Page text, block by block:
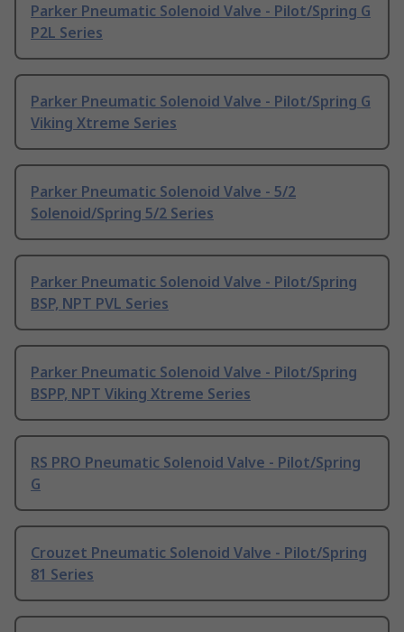
Parker Pneumatic Solenoid Valve - Pilot/Spring G
P2L Series
Parker Pneumatic Solenoid Valve - Pilot/Spring G
Viking Xtreme Series
Parker Pneumatic Solenoid Valve - 5/2
Solenoid/Spring 5/2 Series
Parker Pneumatic Solenoid Valve - Pilot/Spring
BSP, NPT PVL Series
Parker Pneumatic Solenoid Valve - Pilot/Spring
BSPP, NPT Viking Xtreme Series
RS PRO Pneumatic Solenoid Valve - Pilot/Spring
G
Crouzet Pneumatic Solenoid Valve - Pilot/Spring
81 Series